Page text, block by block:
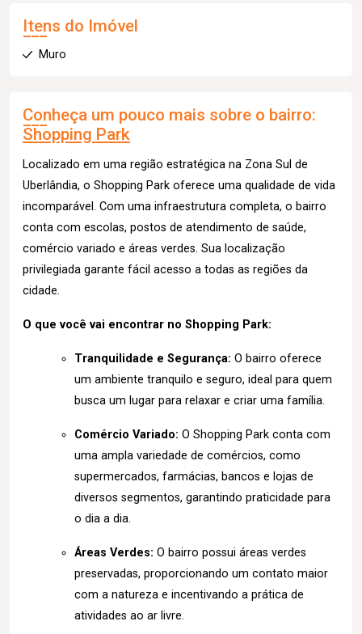
Itens do Imóvel
Muro
Conheça um pouco mais sobre o bairro:
Shopping Park
Localizado em uma região estratégica na Zona Sul de
Uberlândia, o Shopping Park oferece uma qualidade de vida
incomparável. Com uma infraestrutura completa, o bairro
conta com escolas, postos de atendimento de saúde,
comércio variado e áreas verdes. Sua localização
privilegiada garante fácil acesso a todas as regiões da
cidade.
O que você vai encontrar no Shopping Park:
Tranquilidade e Segurança: O bairro oferece
um ambiente tranquilo e seguro, ideal para quem
busca um lugar para relaxar e criar uma família.
Comércio Variado: O Shopping Park conta com
uma ampla variedade de comércios, como
supermercados, farmácias, bancos e lojas de
diversos segmentos, garantindo praticidade para
o dia a dia.
Áreas Verdes: O bairro possui áreas verdes
preservadas, proporcionando um contato maior
com a natureza e incentivando a prática de
atividades ao ar livre.